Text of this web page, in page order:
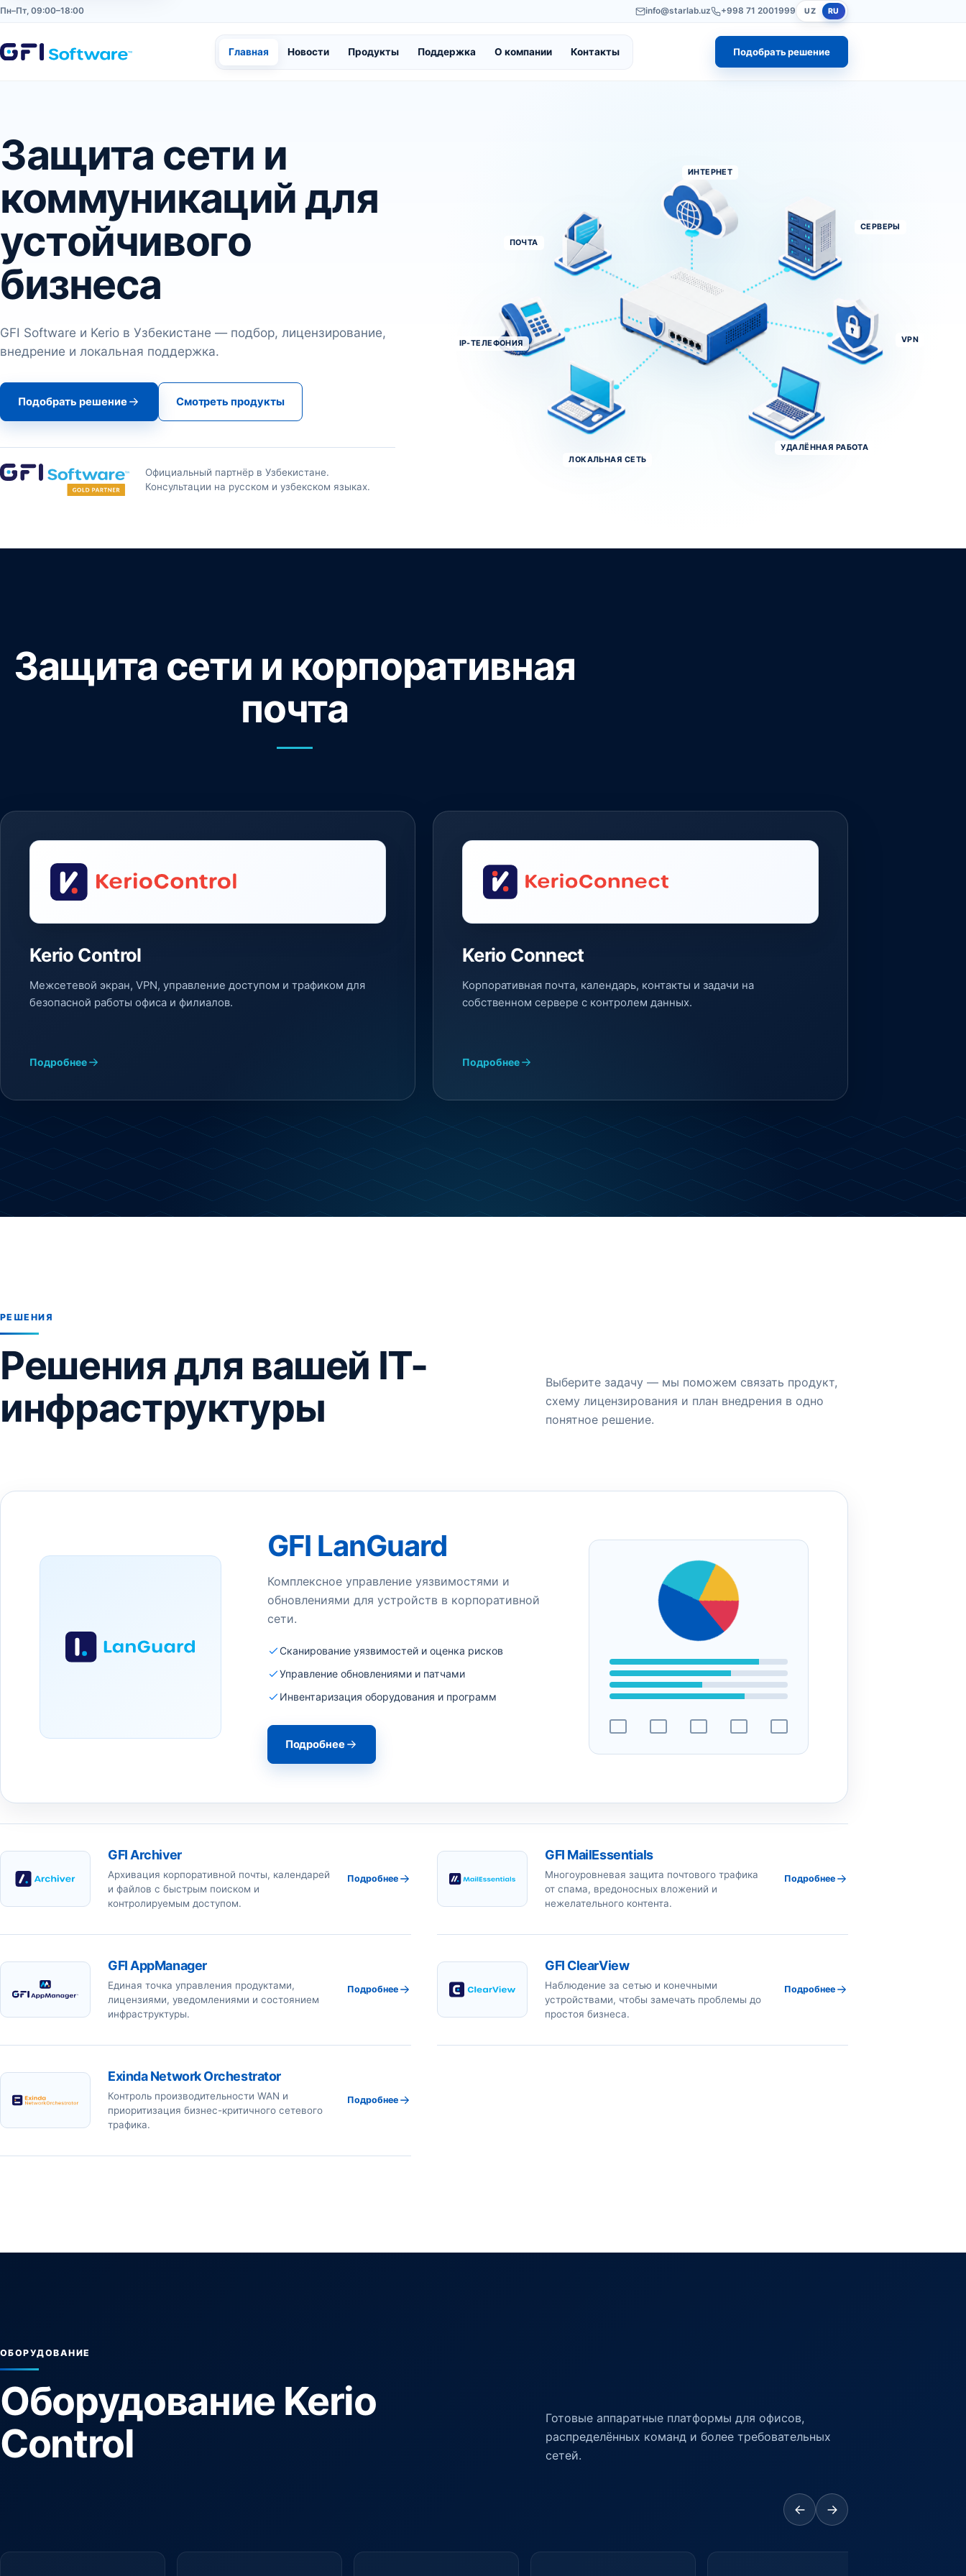
Пн–Пт, 09:00–18:00 info@starlab.uz +998 71 2001999 UZ RU
Главная Новости Продукты Поддержка О компании Контакты Подобрать решение
Защита сети и
коммуникаций для
устойчивого
бизнеса
GFI Software и Kerio в Узбекистане — подбор, лицензирование,
внедрение и локальная поддержка.
Подобрать решение Смотреть продукты
Официальный партнёр в Узбекистане.
Консультации на русском и узбекском языках.
ИНТЕРНЕТ
ПОЧТА
СЕРВЕРЫ
VPN
УДАЛЁННАЯ РАБОТА
ЛОКАЛЬНАЯ СЕТЬ
IP-ТЕЛЕФОНИЯ
Защита сети и корпоративная
почта
Kerio Control
Межсетевой экран, VPN, управление доступом и трафиком для
безопасной работы офиса и филиалов.
Подробнее
Kerio Connect
Корпоративная почта, календарь, контакты и задачи на
собственном сервере с контролем данных.
Подробнее
РЕШЕНИЯ
Решения для вашей IT-
инфраструктуры
Выберите задачу — мы поможем связать продукт,
схему лицензирования и план внедрения в одно
понятное решение.
GFI LanGuard
Комплексное управление уязвимостями и
обновлениями для устройств в корпоративной
сети.
Сканирование уязвимостей и оценка рисков
Управление обновлениями и патчами
Инвентаризация оборудования и программ
Подробнее
GFI Archiver
Архивация корпоративной почты, календарей
и файлов с быстрым поиском и
контролируемым доступом.
Подробнее
GFI MailEssentials
Многоуровневая защита почтового трафика
от спама, вредоносных вложений и
нежелательного контента.
Подробнее
GFI AppManager
Единая точка управления продуктами,
лицензиями, уведомлениями и состоянием
инфраструктуры.
Подробнее
GFI ClearView
Наблюдение за сетью и конечными
устройствами, чтобы замечать проблемы до
простоя бизнеса.
Подробнее
Exinda Network Orchestrator
Контроль производительности WAN и
приоритизация бизнес-критичного сетевого
трафика.
Подробнее
ОБОРУДОВАНИЕ
Оборудование Kerio
Control
Готовые аппаратные платформы для офисов,
распределённых команд и более требовательных
сетей.